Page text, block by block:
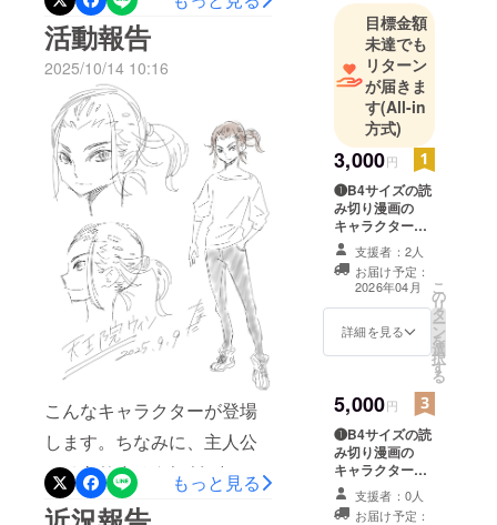
応募したネームは第3稿ネー
ムです。第1稿と第2稿ネー
ムは支援してくださった
方々だけにお送りしますの
で、もうしばらくお待ちく
ださい。漫画がどう変わっ
ていったかを比べる事がで
きます。↓↓↓こちらで読む
ことができます。異星人⇆
地球人 / Web漫画投稿サイ
ト #めちゃクリ
https://creators.mechacomic.
jp/title/15201
のコンペに落ちたネームは
コマ割りの修正と追加で
32Pから48Pになり、これは
めちゃコミの賞に出そうと
思います。
活動報告
2025/10/14 10:16
こんなキャラクターが登場
します。ちなみに、主人公
ではありません(・∀・)
もっと見る
目標金額
未達でも
リターン
が届きま
す(All-in
方式)
3,000円
❶B4サイズの読
み切り漫画の
キャラクターの
新規イラスト
（JPGデータ）
支援者：2人
お届け予定：
2026年04月
詳細を見る
こ
の
リ
タ
ー
ン
を
選
択
す
る
5,000円
❶B4サイズの読
み切り漫画の
キャラクターの
新規イラスト
（JPGデータ）
支援者：0人
お届け予定：